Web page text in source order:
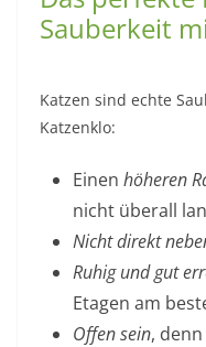
Sauberkeit
Katzen sind echte
Katzenklo:
Einen höheren
nicht überall
Nicht direkt
Ruhig und gut
Etagen am
Offen sein,